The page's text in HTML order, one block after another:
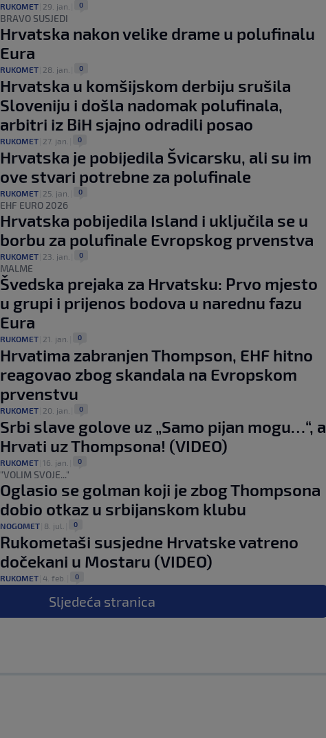
RUKOMET 29. jan. 0
BRAVO SUSJEDI
Hrvatska nakon velike drame u polufinalu
Eura
RUKOMET 28. jan. 0
Hrvatska u komšijskom derbiju srušila
Sloveniju i došla nadomak polufinala,
arbitri iz BiH sjajno odradili posao
RUKOMET 27. jan. 0
Hrvatska je pobijedila Švicarsku, ali su im
ove stvari potrebne za polufinale
RUKOMET 25. jan. 0
EHF EURO 2026
Hrvatska pobijedila Island i uključila se u
borbu za polufinale Evropskog prvenstva
RUKOMET 23. jan. 0
MALME
Švedska prejaka za Hrvatsku: Prvo mjesto
u grupi i prijenos bodova u narednu fazu
Eura
RUKOMET 21. jan. 0
Hrvatima zabranjen Thompson, EHF hitno
reagovao zbog skandala na Evropskom
prvenstvu
RUKOMET 20. jan. 0
Srbi slave golove uz „Samo pijan mogu…“, a
Hrvati uz Thompsona! (VIDEO)
RUKOMET 16. jan. 0
"VOLIM SVOJE..."
Oglasio se golman koji je zbog Thompsona
dobio otkaz u srbijanskom klubu
NOGOMET 8. jul. 0
Rukometaši susjedne Hrvatske vatreno
dočekani u Mostaru (VIDEO)
RUKOMET 4. feb. 0
Sljedeća stranica